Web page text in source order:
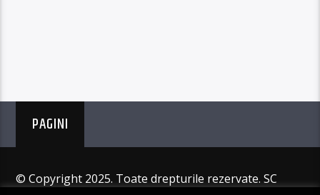
PAGINI
© Copyright 2025. Toate drepturile rezervate. SC